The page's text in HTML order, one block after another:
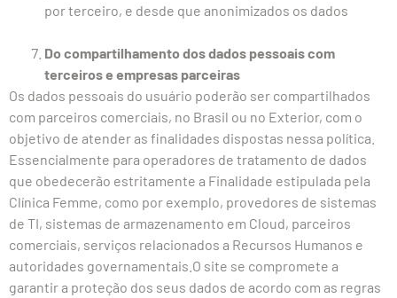
por terceiro, e desde que anonimizados os dados
Do compartilhamento dos dados pessoais com
terceiros e empresas parceiras
Os dados pessoais do usuário poderão ser compartilhados
com parceiros comerciais, no Brasil ou no Exterior, com o
objetivo de atender as finalidades dispostas nessa política.
Essencialmente para operadores de tratamento de dados
que obedecerão estritamente a Finalidade estipulada pela
Clínica Femme, como por exemplo, provedores de sistemas
de TI, sistemas de armazenamento em Cloud, parceiros
comerciais, serviços relacionados a Recursos Humanos e
autoridades governamentais.O site se compromete a
garantir a proteção dos seus dados de acordo com as regras